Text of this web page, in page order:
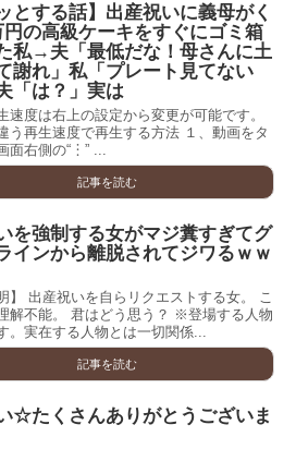
とする話】出産祝いに義母がく
円の高級ケーキをすぐにゴミ箱
私→夫「最低だな！母さんに土
謝れ」私「プレート見てない
「は？」実は
速度は右上の設定から変更が可能です。
う再生速度で再生する方法 １、動画をタ
面右側の“︙” ...
記事を読む
を強制する女がマジ糞すぎてグ
インから離脱されてジワるｗｗ
】 出産祝いを自らリクエストする女。 こ
解不能。 君はどう思う？ ※登場する人物
。実在する人物とは一切関係...
記事を読む
☆たくさんありがとうございま